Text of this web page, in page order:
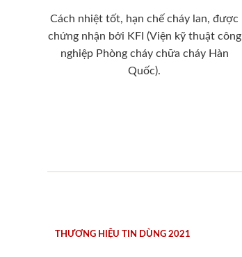
Cách nhiệt tốt, hạn chế cháy lan, được
chứng nhận bởi KFI (Viện kỹ thuật công
nghiệp Phòng cháy chữa cháy Hàn
Quốc).
THƯƠNG HIỆU TIN DÙNG 2021